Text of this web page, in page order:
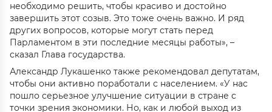
необходимо решить, чтобы красиво и достойно
завершить этот созыв. Это тоже очень важно. И ряд
других вопросов, которые могут стать перед
Парламентом в эти последние месяцы работы», –
сказал Глава государства.
Александр Лукашенко также рекомендовал депутатам,
чтобы они активно поработали с населением. «У нас
пошло серьезное улучшение ситуации в стране с
точки зрения экономики. Но, как и любой выход из